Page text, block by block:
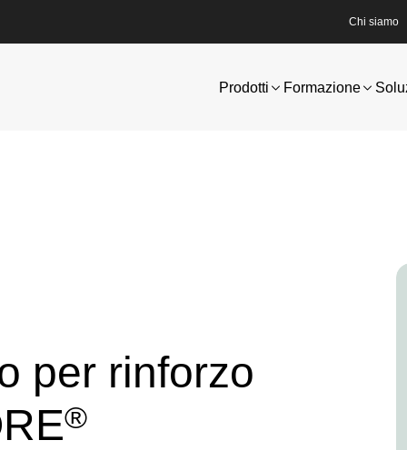
Chi siamo
Prodotti Formazione
per rinforzo
®